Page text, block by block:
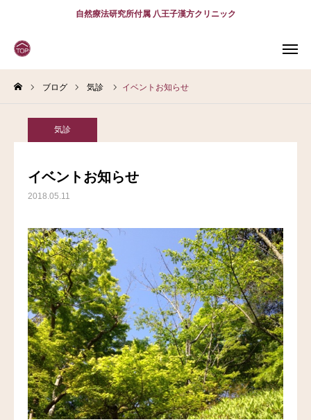
自然療法研究所付属 八王子漢方クリニック
ブログ 気診 イベントお知らせ
気診
イベントお知らせ
2018.05.11
WEB予約
電話予約
当院について
診療案内
スタッフ紹介
料金
アクセス
ブログ